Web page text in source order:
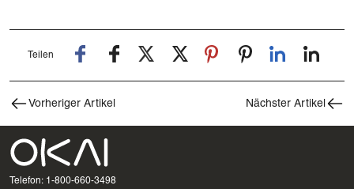
Teilen
Vorheriger Artikel Nächster Artikel
Telefon: 1-800-660-3498